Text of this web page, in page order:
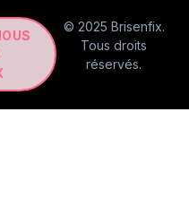
© 2025 Brisenfix.
Tous droits
réservés.